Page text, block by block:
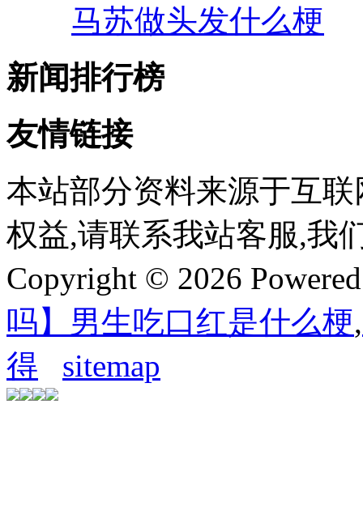
马苏做头发什么梗
新闻排行榜
友情链接
本站部分资料来源于互
权益,请联系我站客服,我
Copyright © 2026
吗】男生吃口红是什么梗,
得
sitemap